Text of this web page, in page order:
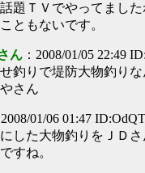
題ＴＶでやってまし
ともないです。
ん ：2008/01/05 22:49
釣りで堤防大物釣り
さん
2008/01/06 01:47
した大物釣りをＪＤ
すね。